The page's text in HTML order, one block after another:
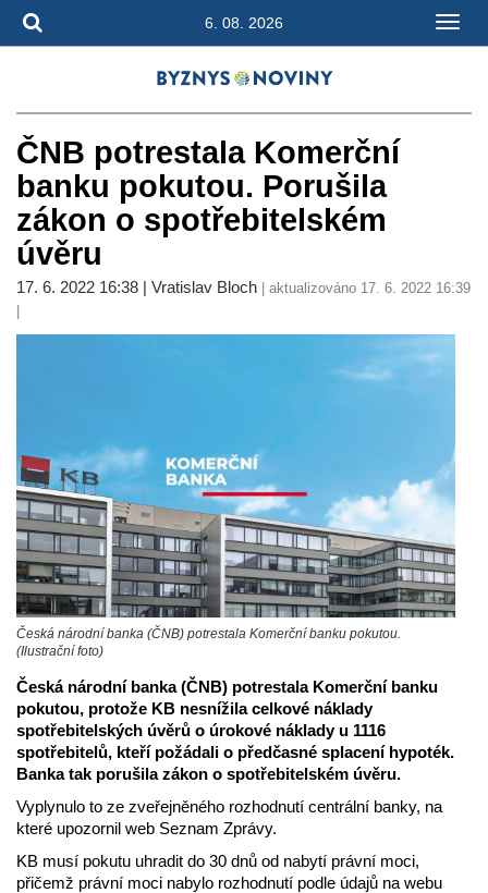
6. 08. 2026
ČNB potrestala Komerční
banku pokutou. Porušila
zákon o spotřebitelském
úvěru
17. 6. 2022 16:38 | Vratislav Bloch | aktualizováno 17. 6. 2022 16:39
Česká národní banka (ČNB) potrestala Komerční banku pokutou.
(Ilustrační foto)
Česká národní banka (ČNB) potrestala Komerční banku
pokutou, protože KB nesnížila celkové náklady
spotřebitelských úvěrů o úrokové náklady u 1116
spotřebitelů, kteří požádali o předčasné splacení hypoték.
Banka tak porušila zákon o spotřebitelském úvěru.
Vyplynulo to ze zveřejněného rozhodnutí centrální banky, na
které upozornil web Seznam Zprávy.
KB musí pokutu uhradit do 30 dnů od nabytí právní moci,
přičemž právní moci nabylo rozhodnutí podle údajů na webu